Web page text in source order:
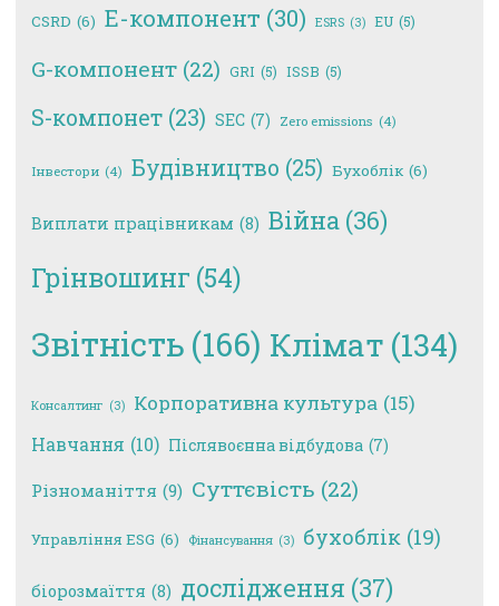
CSRD (6) E-компонент (30) ESRS (3) EU (5)
G-компонент (22) GRI (5) ISSB (5)
S-компонет (23) SEC (7) Zero emissions (4)
Інвестори (4) Будівництво (25) Бухоблік (6)
Виплати працівникам (8) Війна (36)
Грінвошинг (54)
Звітність (166) Клімат (134)
Консалтинг (3) Корпоративна культура (15)
Навчання (10) Післявоєнна відбудова (7)
Різноманіття (9) Суттєвість (22)
Управління ESG (6) Фінансування (3) бухоблік (19)
біорозмаїття (8) дослідження (37)